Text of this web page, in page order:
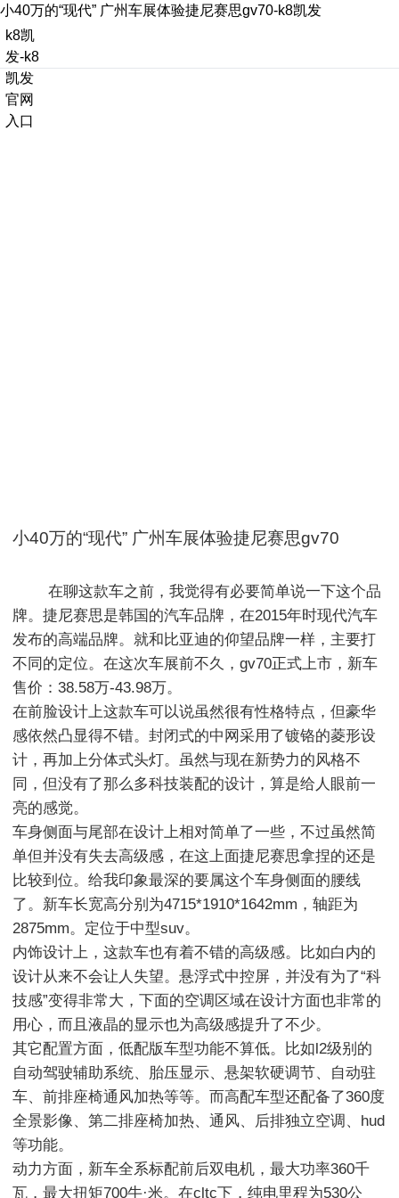
小40万的“现代” 广州车展体验捷尼赛思gv70-k8凯发
k8凯
发-k8
凯发
官网
入口
小40万的“现代” 广州车展体验捷尼赛思gv70
        ​在聊这款车之前，我觉得有必要简单说一下这个品
牌。捷尼赛思是韩国的汽车品牌，在2015年时现代汽车
发布的高端品牌。就和比亚迪的仰望品牌一样，主要打
不同的定位。在这次车展前不久，gv70正式上市，新车
售价：38.58万-43.98万。
在前脸设计上这款车可以说虽然很有性格特点，但豪华
感依然凸显得不错。封闭式的中网采用了镀铬的菱形设
计，再加上分体式头灯。虽然与现在新势力的风格不
同，但没有了那么多科技装配的设计，算是给人眼前一
亮的感觉。
车身侧面与尾部在设计上相对简单了一些，不过虽然简
单但并没有失去高级感，在这上面捷尼赛思拿捏的还是
比较到位。给我印象最深的要属这个车身侧面的腰线
了。新车长宽高分别为4715*1910*1642mm，轴距为
2875mm。定位于中型suv。
内饰设计上，这款车也有着不错的高级感。比如白内的
设计从来不会让人失望。悬浮式中控屏，并没有为了“科
技感”变得非常大，下面的空调区域在设计方面也非常的
用心，而且液晶的显示也为高级感提升了不少。
其它配置方面，低配版车型功能不算低。比如l2级别的
自动驾驶辅助系统、胎压显示、悬架软硬调节、自动驻
车、前排座椅通风加热等等。而高配车型还配备了360度
全景影像、第二排座椅加热、通风、后排独立空调、hud
等功能。
动力方面，新车全系标配前后双电机，最大功率360千
瓦，最大扭矩700牛·米。在cltc下，纯电里程为530公